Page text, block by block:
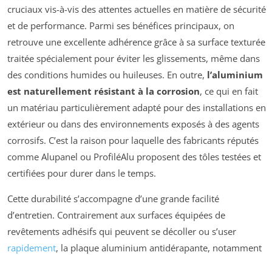
cruciaux vis-à-vis des attentes actuelles en matière de sécurité
et de performance. Parmi ses bénéfices principaux, on
retrouve une excellente adhérence grâce à sa surface texturée
traitée spécialement pour éviter les glissements, même dans
des conditions humides ou huileuses. En outre, l’aluminium
est naturellement résistant à la corrosion, ce qui en fait
un matériau particulièrement adapté pour des installations en
extérieur ou dans des environnements exposés à des agents
corrosifs. C’est la raison pour laquelle des fabricants réputés
comme Alupanel ou ProfiléAlu proposent des tôles testées et
certifiées pour durer dans le temps.
Cette durabilité s’accompagne d’une grande facilité
d’entretien. Contrairement aux surfaces équipées de
revêtements adhésifs qui peuvent se décoller ou s’user
rapidement, la plaque aluminium antidérapante, notamment